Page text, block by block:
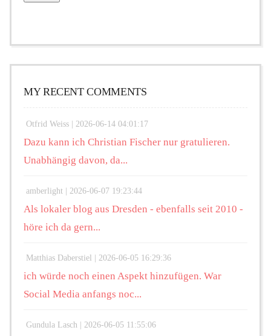
MY RECENT COMMENTS
Otfrid Weiss | 2026-06-14 04:01:17
Dazu kann ich Christian Fischer nur gratulieren.
Unabhängig davon, da...
amberlight | 2026-06-07 19:23:44
Als lokaler blog aus Dresden - ebenfalls seit 2010 -
höre ich da gern...
Matthias Daberstiel | 2026-06-05 16:29:36
ich würde noch einen Aspekt hinzufügen. War
Social Media anfangs noc...
Gundula Lasch | 2026-06-05 11:55:06